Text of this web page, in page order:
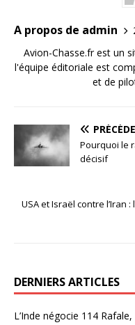
A propos de admin
Avion-Chasse.fr est un
l'équipe éditoriale est
et de
Pourquoi le
décisif
USA et Israël contre l’Iran
DERNIERS ARTICLES
L’Inde négocie 114